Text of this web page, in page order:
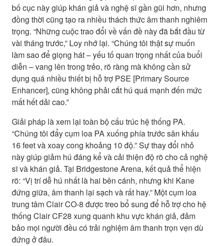
bố cục này giúp khán giả và nghệ sĩ gần gũi hơn, nhưng
đồng thời cũng tạo ra nhiều thách thức âm thanh nghiêm
trọng. “Những cuộc trao đổi về vấn đề này đã bắt đầu từ
vài tháng trước,” Loy nhớ lại. “Chúng tôi thật sự muốn
làm sao để giọng hát – yếu tố quan trọng nhất của buổi
diễn – vang lên trong trẻo, rõ ràng mà không cần sử
dụng quá nhiều thiết bị hỗ trợ PSE [Primary Source
Enhancer], cũng không phải cắt hú quá mạnh đến mức
mất hết dải cao.”
Giải pháp là xem lại toàn bộ cấu trúc hệ thống PA.
“Chúng tôi đẩy cụm loa PA xuống phía trước sân khấu
16 feet và xoay cong khoảng 10 độ.” Sự thay đổi nhỏ
này giúp giảm hú đáng kể và cải thiện độ rõ cho cả nghệ
sĩ và khán giả. Tại Bridgestone Arena, kết quả thể hiện
rõ: “Vị trí dễ hú nhất là hai bên cánh, nhưng khi Kane
đứng giữa, âm thanh lại sạch và rất hay.” Một cụm loa
trung tâm Clair CO-8 được treo bổ sung để hỗ trợ cho hệ
thống Clair CF28 xung quanh khu vực khán giả, đảm
bảo mọi người đều có trải nghiệm âm thanh trọn vẹn dù
đứng ở đâu.